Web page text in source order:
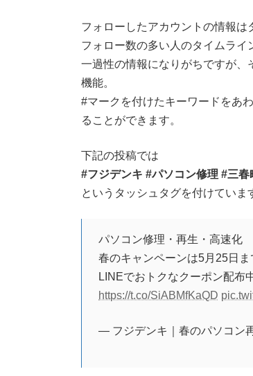
フォローしたアカウントの情報は
フォロー数の多い人のタイムライ
一過性の情報になりがちですが、
機能。
#マークを付けたキーワードをあ
ることができます。
下記の投稿では
#フジデンキ #パソコン修理 #三
というタッシュタグを付けていま
パソコン修理・再生・高速化
春のキャンペーンは5月25日ま
LINEでおトクなクーポン配布
https://t.co/SiABMfKaQD
— フジデンキ｜春のパソコン